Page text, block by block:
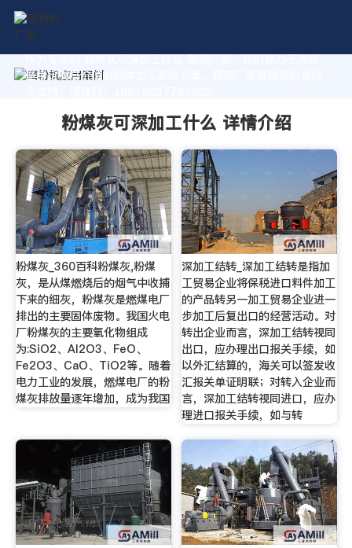
作为专业的 粉煤灰可深加工什么 制造厂家，我们致力于为您
量身定制高价值的粉体加工系统方案。获取厂家直销报价及技
粉煤灰可深加工什么 详情介绍
粉煤灰_360百科粉煤灰,粉煤
灰，是从煤燃烧后的烟气中收捕
下来的细灰，粉煤灰是燃煤电厂
排出的主要固体废物。我国火电
厂粉煤灰的主要氧化物组成
为:SiO2、Al2O3、FeO、
Fe2O3、CaO、TiO2等。随着
电力工业的发展，燃煤电厂的粉
煤灰排放量逐年增加，成为我国
深加工结转_深加工结转是指加
工贸易企业将保税进口料件加工
的产品转另一加工贸易企业进一
步加工后复出口的经营活动。对
转出企业而言，深加工结转视同
出口，应办理出口报关手续，如
以外汇结算的，海关可以签发收
汇报关单证明联；对转入企业而
言，深加工结转视同进口，应办
理进口报关手续，如与转